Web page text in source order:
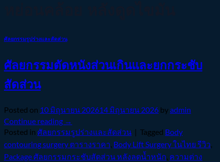
ศัลยกรรมรูปร่างและสัดส่วน
ศัลยกรรมตัดหนังส่วนเกินและยกกระชับ
สัดส่วน
Posted on 10 มิถุนายน 202614 มิถุนายน 2026 byadmin
Continue reading →
Posted in ศัลยกรรมรูปร่างและสัดส่วน | Tagged Body
contouring surgery ตารางราคา, Body Lift Surgery ในไทย รีวิว,
Package ศัลยกรรมกระชับสัดส่วน หลังลดน้ำหนัก, ความต่าง